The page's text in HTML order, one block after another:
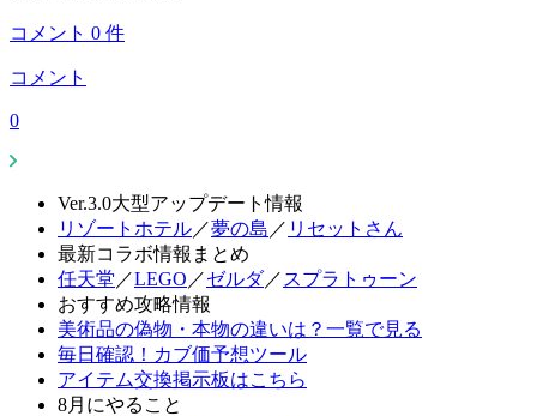
コメント 0 件
コメント
0
Ver.3.0大型アップデート情報
リゾートホテル／夢の島 ／ リセットさん
最新コラボ情報まとめ
任天堂 ／LEGO ／ゼルダ／ スプラトゥーン
おすすめ攻略情報
美術品の偽物・本物の違いは？一覧で見る
毎日確認！カブ価予想ツール
アイテム交換掲示板はこちら
8月にやること